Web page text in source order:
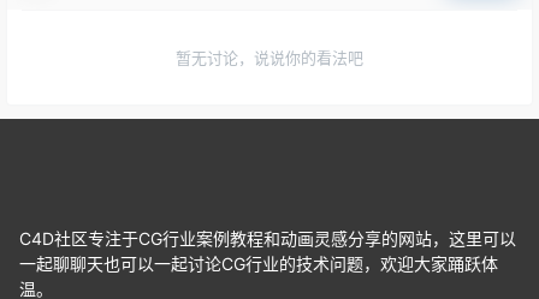
暂无讨论，说说你的看法吧
C4D社区专注于CG行业案例教程和动画灵感分享的网站，这里可以
一起聊聊天也可以一起讨论CG行业的技术问题，欢迎大家踊跃体
温。